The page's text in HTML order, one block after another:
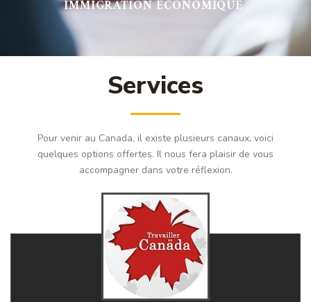
IMMIGRATION ÉCONOMIQUE
Services
Pour venir au Canada, il existe plusieurs canaux, voici
quelques options offertes. Il nous fera plaisir de vous
accompagner dans votre réflexion.